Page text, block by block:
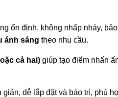
ổn định, không nhấp nháy,
ánh sáng theo nhu cầu.
cả hai)giúp tạo điểm nhấn
dễ lắp đặt và bảo trì, phù